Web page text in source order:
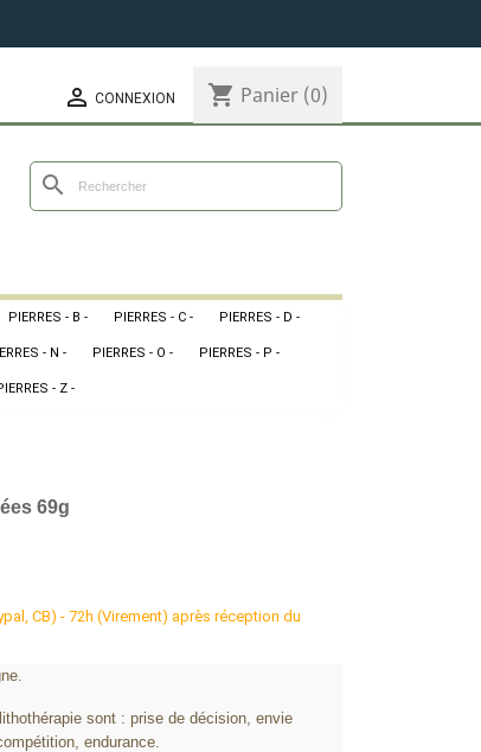
 CONNEXION shopping_cart Panier (0)
search
PIERRES - B - PIERRES - C - PIERRES - D -
- N - PIERRES - O - PIERRES - P -
- Z -
69g
CB) - 72h (Virement) après réception du
sont : prise de décision, envie
endurance.